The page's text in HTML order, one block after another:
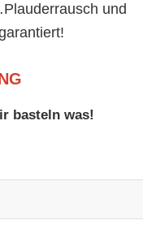
und
basteln was!